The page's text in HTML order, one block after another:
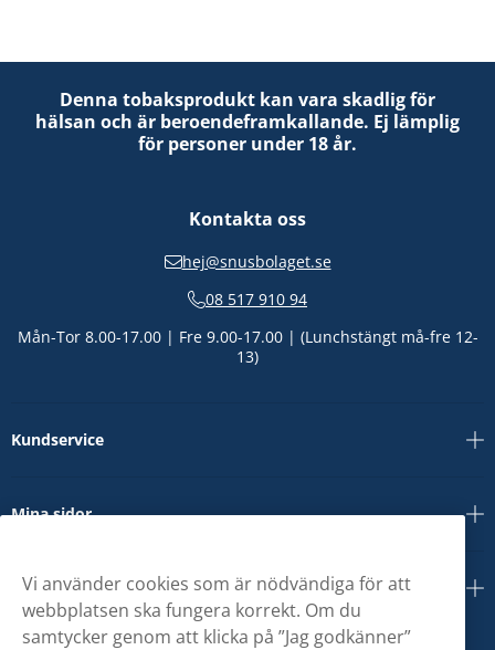
Denna tobaksprodukt kan vara skadlig för
hälsan och är beroendeframkallande. Ej lämplig
för personer under 18 år.
Kontakta oss
hej@snusbolaget.se
08 517 910 94
Mån-Tor 8.00-17.00 | Fre 9.00-17.00 | (Lunchstängt må-fre 12-
13)
Kundservice
Mina sidor
Om oss
Vi använder cookies som är nödvändiga för att
webbplatsen ska fungera korrekt. Om du
samtycker genom att klicka på ”Jag godkänner”